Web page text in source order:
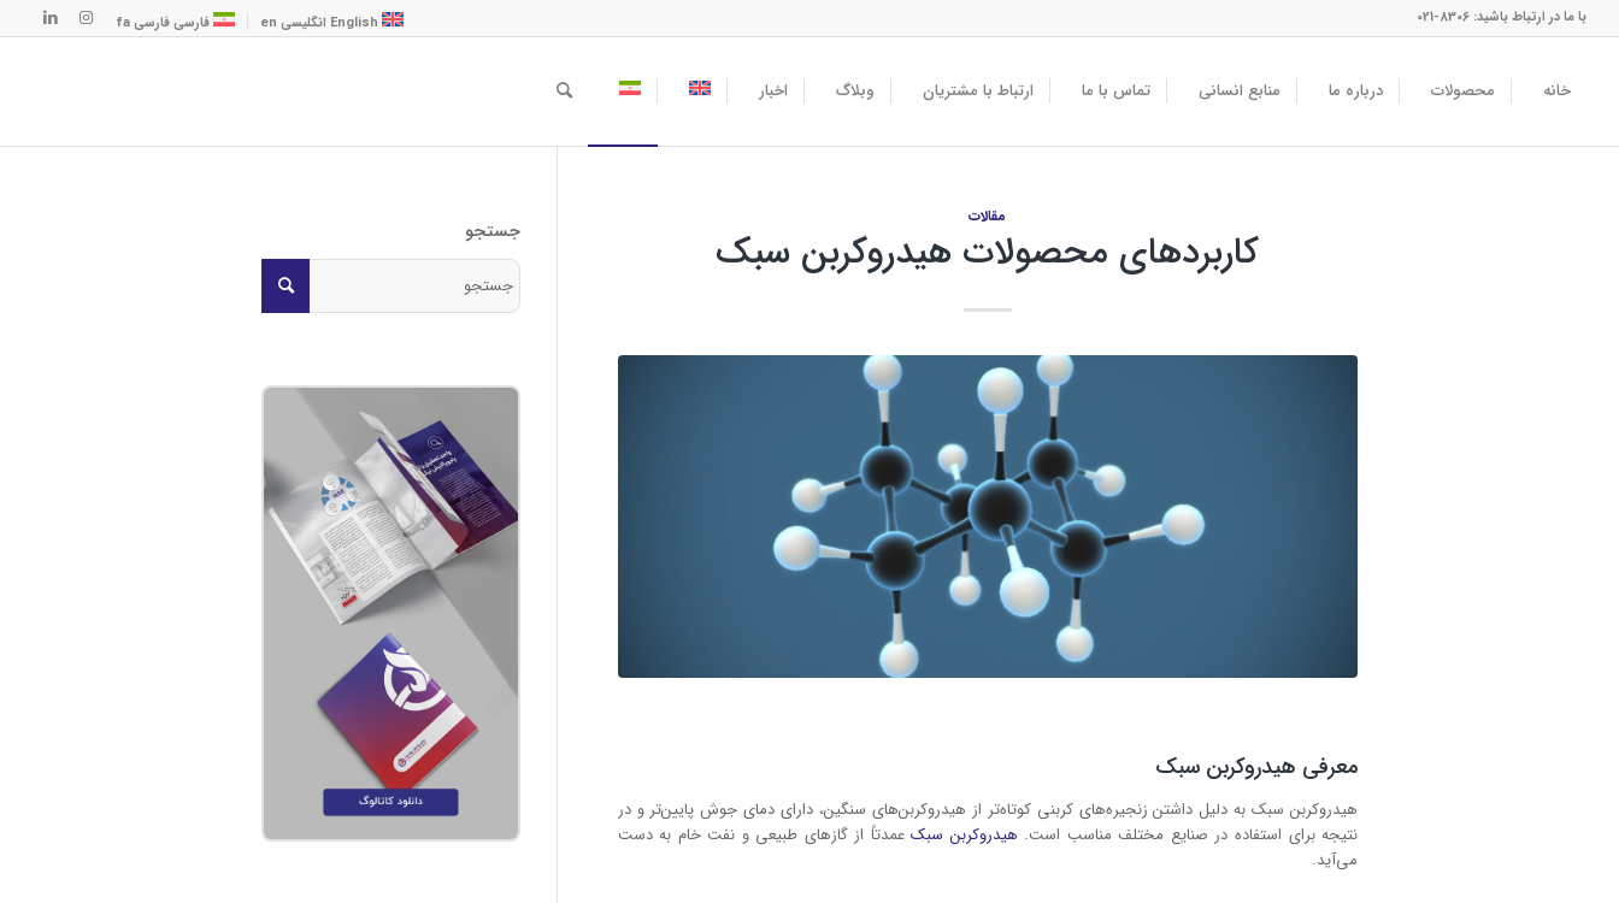
English انگلیسی en فارسیفارسیfa با ما در ارتباط باشید: 8306-021
خانه محصولات درباره ما منابع انسانی تماس با ما ارتباط با مشتریان وبلاگ اخبار
مقالات
کاربردهای محصولات هیدروکربن سبک
معرفی هیدروکربن سبک
هیدروکربن سبک به دلیل داشتن زنجیره‌های کربنی کوتاه‌تر از هیدروکربن‌های سنگین، دارای دمای جوش پایین‌تر و در
نتیجه برای استفاده در صنایع مختلف مناسب است. هیدروکربن سبکعمدتاً از گازهای طبیعی و نفت خام به دست
می‌آید.
جستجو